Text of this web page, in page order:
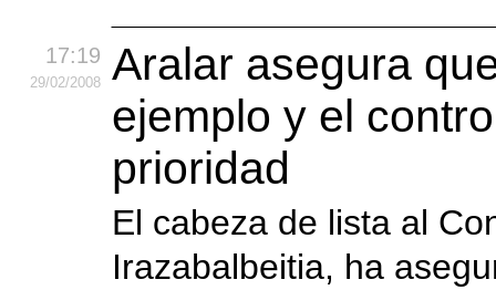
17:19
29/02/2008
Aralar asegura
ejemplo y el
prioridad
El cabeza de lista al
Irazabalbeitia, ha